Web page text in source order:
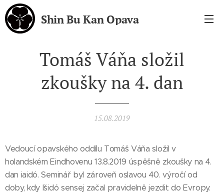
Shin Bu Kan Opava
Tomáš Váňa složil
zkoušky na 4. dan
15.08.2019
Vedoucí opavského oddílu Tomáš Váňa složil v
holandském Eindhovenu 13.8.2019 úspěšně zkoušky na 4.
dan iaidó. Seminář byl zároveň oslavou 40. výročí od
doby, kdy Išidó sensej začal pravidelně jezdit do Evropy.